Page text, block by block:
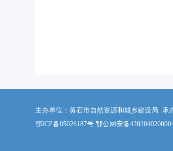
主办单位：黄石市自然资源和城乡建设局 承
鄂ICP备05026187号 鄂公网安备